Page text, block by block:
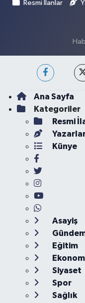
Resmi İlanlar
Ana Sayfa
Kategoriler
Resmi
Künye
Asayiş
Eğitim
Siyaset
Spor
Sağlık